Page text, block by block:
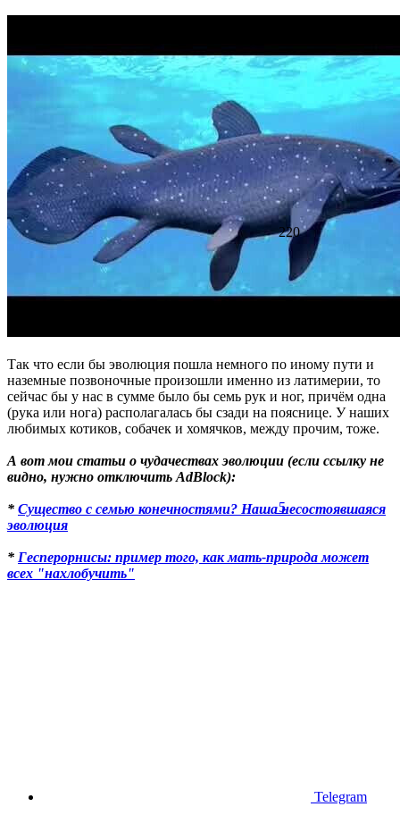
Так что если бы эволюция пошла немного по иному пути и
наземные позвоночные произошли именно из латимерии, то
сейчас бы у нас в сумме было бы семь рук и ног, причём одна
(рука или нога) располагалась бы сзади на пояснице. У наших
любимых котиков, собачек и хомячков, между прочим, тоже.
А вот мои статьи о чудачествах эволюции (если ссылку не
видно, нужно отключить AdBlock):
* Существо с семью конечностями? Наша несостоявшаяся
эволюция
* Гесперорнисы: пример того, как мать-природа может
всех "нахлобучить"
220
5
Telegram